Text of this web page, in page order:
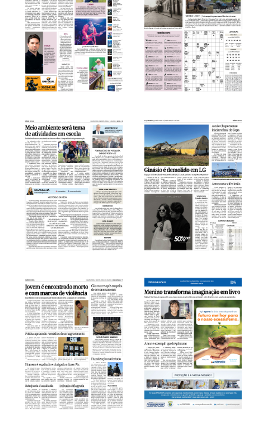
LER PÁGINA LER PÁGINA
LER PÁGINA LER PÁGINA
LER PÁGINA LER PÁGINA